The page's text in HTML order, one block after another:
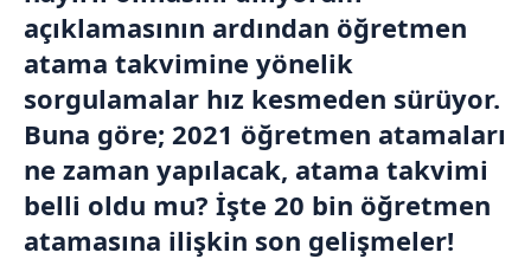
açıklamasının ardından öğretmen
atama takvimine yönelik
sorgulamalar hız kesmeden sürüyor.
Buna göre; 2021 öğretmen atamaları
ne zaman yapılacak, atama takvimi
belli oldu mu? İşte 20 bin öğretmen
atamasına ilişkin son gelişmeler!